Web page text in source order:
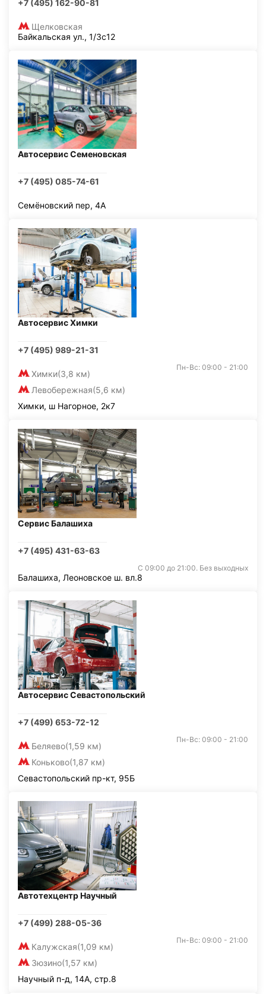
+7 (495) 162-90-81
Щелковская
Байкальская ул., 1/3с12
Автосервис Семеновская
+7 (495) 085-74-61
Семёновский пер, 4А
Автосервис Химки
+7 (495) 989-21-31
Химки(3,8 км)
Левобережная(5,6 км)
Пн-Вс: 09:00 - 21:00
Химки, ш Нагорное, 2к7
Сервис Балашиха
+7 (495) 431-63-63
С 09:00 до 21:00. Без выходных
Балашиха, Леоновское ш. вл.8
Автосервис Севастопольский
+7 (499) 653-72-12
Беляево(1,59 км)
Коньково(1,87 км)
Пн-Вс: 09:00 - 21:00
Севастопольский пр-кт, 95Б
Автотехцентр Научный
+7 (499) 288-05-36
Калужская(1,09 км)
Зюзино(1,57 км)
Пн-Вс: 09:00 - 21:00
Научный п-д, 14А, стр.8